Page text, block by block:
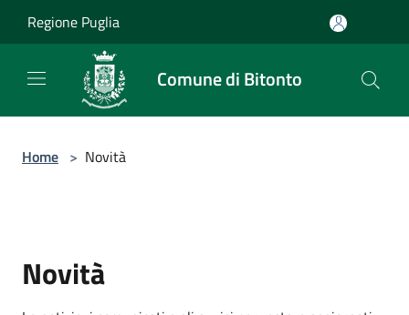
Regione Puglia
Comune di Bitonto
Home > Novità
Novità